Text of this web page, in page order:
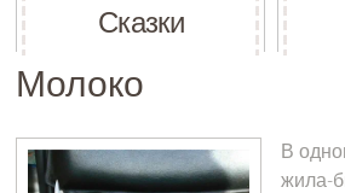
Сказки
Молоко
В
жила-